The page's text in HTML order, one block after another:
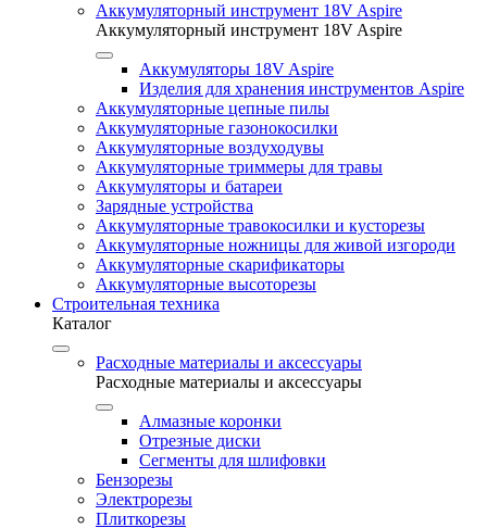
Аккумуляторный инструмент 18V Aspire
Аккумуляторный инструмент 18V Aspire
Аккумуляторы 18V Aspire
Изделия для хранения инструментов Aspire
Аккумуляторные цепные пилы
Аккумуляторные газонокосилки
Аккумуляторные воздуходувы
Аккумуляторные триммеры для травы
Аккумуляторы и батареи
Зарядные устройства
Аккумуляторные травокосилки и кусторезы
Аккумуляторные ножницы для живой изгороди
Аккумуляторные скарификаторы
Аккумуляторные высоторезы
Строительная техника
Каталог
Расходные материалы и аксессуары
Расходные материалы и аксессуары
Алмазные коронки
Отрезные диски
Сегменты для шлифовки
Бензорезы
Электрорезы
Плиткорезы